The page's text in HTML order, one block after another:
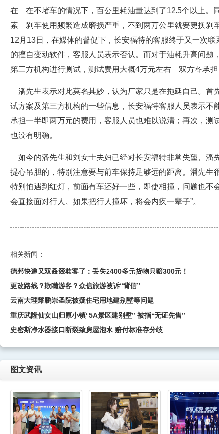
在，在不堵车的情况下，百公里耗油量达到了12.5个以上。
素，刹车使用频繁造成磨损严重，不到两万公里就要更换刹
12月13日，在媒体的督促下，长安福特的客服终于又一次
的擅自变动软件，客服人员表示否认。而对于油耗升高问题
第三方机构进行测试，测试费用大概4万元左右，双方各承
潘先生表示对此莫名其妙，认为厂家只是在拖延自己。首
试方案及第三方机构的一些信息，长安福特客服人员表示不
承担一半即两万元的费用，客服人员也难以说清；再次，测
也没有明确。
如今的潘先生和刘女士夫妇已经对长安福特非常失望。潘
提心吊胆的，特别注意要与前车保持足够远的距离。潘先生
特别怕遇到红灯，前面有车还好一些，即使相撞，问题也不
会直接面对行人。如果把行人撞坏，将会内疚一辈子”。
相关新闻：
德邦快递又双叒叕欺客了：丢失2400多元货物只赔300元！
更改路线？欺瞒游客？众信旅游被诉“背信”
云南大理耀鹏崇圣院被疑住宅用地建别墅等问题
重庆武隆仙女山归原小镇“5A景区建别墅” 被指“无证先售”
史密斯净水器接口断裂致房屋泡水 赔付标准存分歧
图文资讯